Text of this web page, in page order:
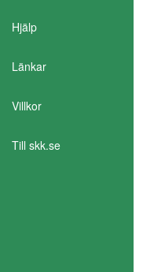
Hjälp
Länkar
Villkor
Till skk.se
Aktivera Talande Webb